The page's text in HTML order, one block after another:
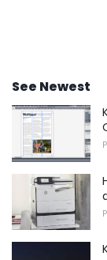
See Newest